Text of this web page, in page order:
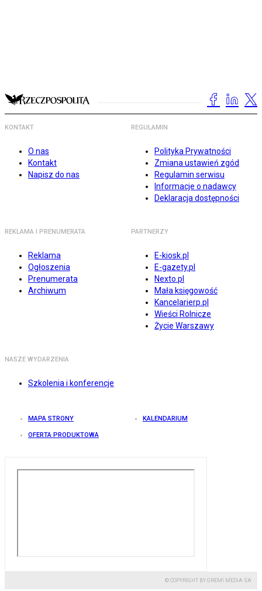
KONTAKT
O nas
Kontakt
Napisz do nas
REGULAMIN
Polityka Prywatności
Zmiana ustawień zgód
Regulamin serwisu
Informacje o nadawcy
Deklaracja dostępności
REKLAMA I PRENUMERATA
Reklama
Ogłoszenia
Prenumerata
Archiwum
PARTNERZY
E-kiosk.pl
E-gazety.pl
Nexto.pl
Mała księgowość
Kancelarierp.pl
Wieści Rolnicze
Życie Warszawy
NASZE WYDARZENIA
Szkolenia i konferencje
MAPA STRONY KALENDARIUM
OFERTA PRODUKTOWA
© COPYRIGHT BY GREMI MEDIA SA